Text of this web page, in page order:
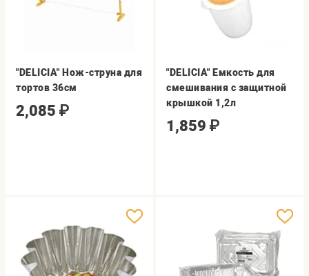
"DELICIA" Нож-струна для
тортов 36см
2,085 ₽
"DELICIA" Емкость для
смешивания с защитной
крышкой 1,2л
1,859 ₽